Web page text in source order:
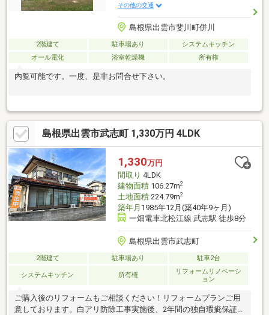
その他の交通
島根県出雲市斐川町併川
2階建て 駐車場あり
システムキッチン
オール電化
浴室乾燥機 所有権
内覧可能です。一度、是非お問合せ下さい。
島根県出雲市武志町 1,330万円 4LDK
1,330万円
間取り 4LDK
建物面積106.27m2
土地面積224.79m2
築年月 1985年12月(築40年9ヶ月)
一畑電車北松江線 武志駅 徒歩8分
島根県出雲市武志町
2階建て 駐車場あり 駐車2台
システムキッチン 所有権
リフォームリノベーシ
ョン
ご購入後のリフォームもご相談ください！リフォームプランご用
意しております。白アリ防除工事実施後、2年間の独自瑕疵保証付